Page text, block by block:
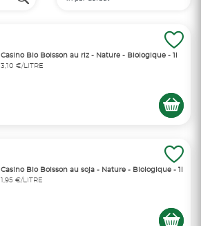
Casino Bio Boisson au riz - Nature - Biologique - 1l
3,10 €/LITRE
Casino Bio Boisson au soja - Nature - Biologique - 1l
1,95 €/LITRE